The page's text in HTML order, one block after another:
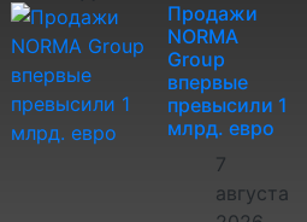
Продажи
NORMA
Group
впервые
превысили 1
млрд. евро
7
августа